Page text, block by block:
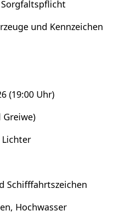
und Kenn­zei­chen
(19:00 Uhr)
Hoch­was­ser